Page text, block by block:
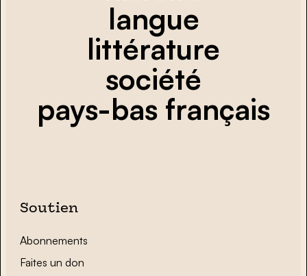
langue
littérature
société
pays-bas français
Soutien
Abonnements
Faites un don